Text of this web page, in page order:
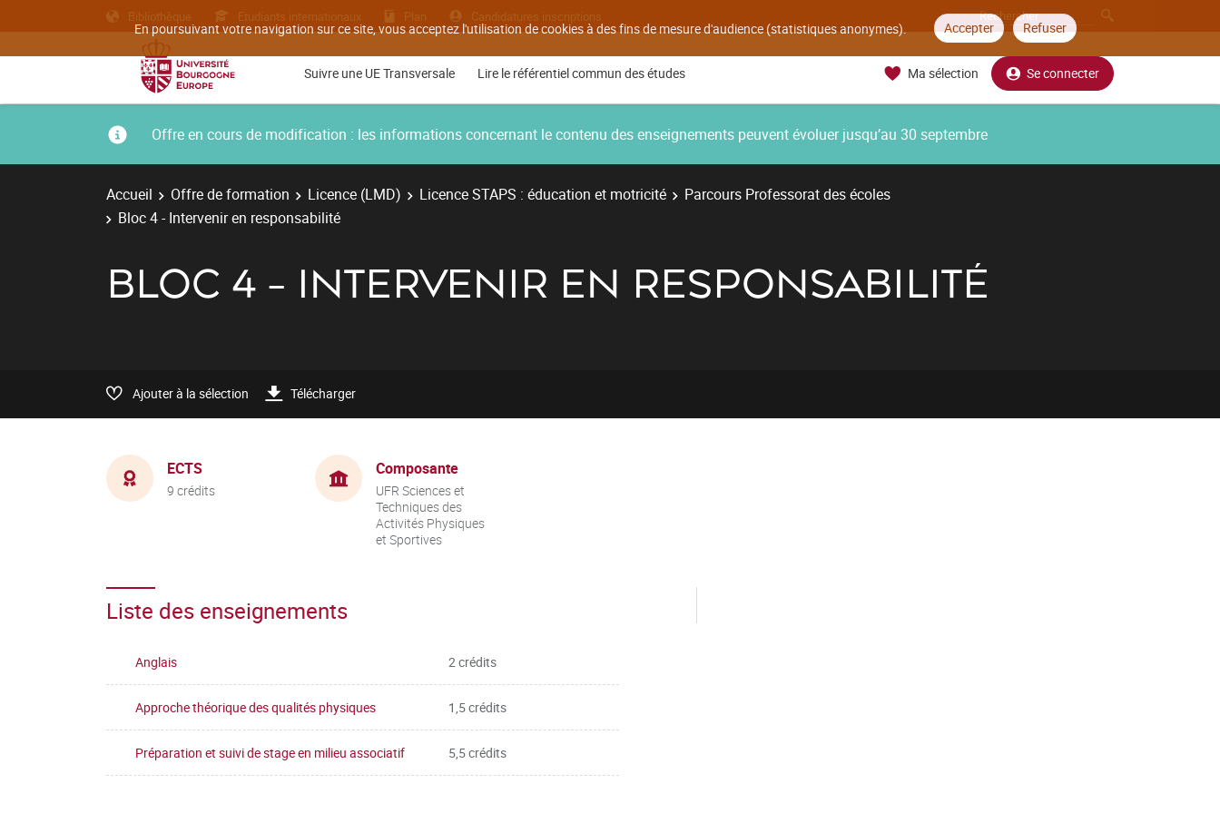
En poursuivant votre navigation sur ce site, vous acceptez l'utilisation de cookies à des fins de mesure d'audience (statistiques anonymes). Accepter Refuser
Bibliothèque Etudiants internationaux Plan Candidatures inscriptions
Suivre une UE Transversale Lire le référentiel commun des études Ma sélection Se connecter
Offre en cours de modification : les informations concernant le contenu des enseignements peuvent évoluer jusqu’au 30 septembre
Accueil Offre de formation Licence (LMD) Licence STAPS : éducation et motricité
Parcours Professorat des écoles
Bloc 4 - Intervenir en responsabilité
BLOC 4 - INTERVENIR EN RESPONSABILITÉ
Ajouter à la sélection Télécharger
ECTS
9 crédits
Composante
UFR Sciences et
Techniques des
Activités Physiques
et Sportives
Liste des enseignements
Anglais 2 crédits
Approche théorique des qualités physiques 1,5 crédits
Préparation et suivi de stage en milieu associatif 5,5 crédits